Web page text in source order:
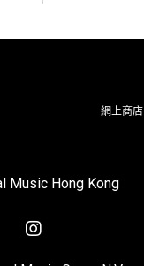
網上商店
Music Hong Kong